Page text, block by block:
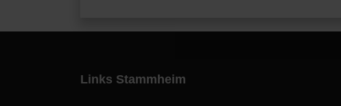
Links Stammheim